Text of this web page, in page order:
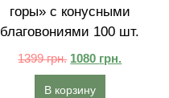
горы» с конусными
благовониями 100 шт.
1399грн. 1080 грн.
В корзину